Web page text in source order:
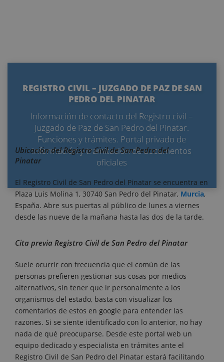
REGISTRO CIVIL – JUZGADO DE PAZ DE SAN
PEDRO DEL PINATAR
Información de contacto del Registro civil –
Juzgado de Paz de San Pedro del Pinatar.
Funciones y trámites. Portal privado de
información y tramitación de documentos
oficiales
Ubicación del Registro Civil de San Pedro del
Pinatar
El Registro Civil de San Pedro del Pinatar se encuentra en
Plaza Luis Molina 1, 30740 San Pedro del Pinatar, Murcia,
España. Abre sus puertas al público de lunes a viernes
desde las nueve de la mañana hasta las dos de la tarde.
Cita previa Registro Civil de San Pedro del Pinatar
Suele ocurrir con frecuencia que el común de las
personas prefieren gestionar sus cosas por medios
alternativos, sin tener que ir personalmente a los
organismos del estado, basta con visualizar los
comentarios de estos en google para entender las
razones. Si se siente identificado con lo anterior, no hay
nada de qué preocuparse. Desde este portal web un
equipo dedicado y especialista en trámites ante el
Registro Civil de San Pedro del Pinatar estará facilitando